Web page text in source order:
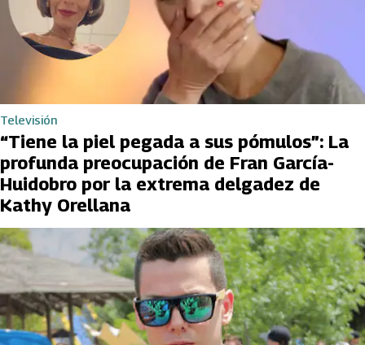
Televisión
“Tiene la piel pegada a sus pómulos”: La
profunda preocupación de Fran García-
Huidobro por la extrema delgadez de
Kathy Orellana